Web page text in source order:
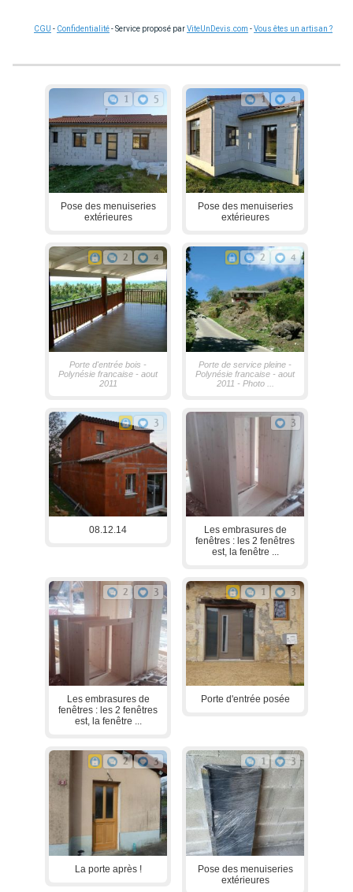
CGU - Confidentialité- Service proposé parViteUnDevis.com -Vous êtes un artisan ?
1 5
Pose des menuiseries
extérieures
1 4
Pose des menuiseries
extérieures
2 4
Porte d'entrée bois -
Polynésie francaise - aout
2011
2 4
Porte de service pleine -
Polynésie francaise - aout
2011 - Photo ...
3
08.12.14
3
Les embrasures de
fenêtres : les 2 fenêtres
est, la fenêtre ...
2 3
Les embrasures de
fenêtres : les 2 fenêtres
est, la fenêtre ...
1 3
Porte d'entrée posée
2 3
La porte après !
1 3
Pose des menuiseries
extérieures